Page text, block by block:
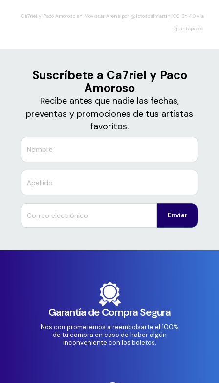
Ca7riel y Paco Amoroso en Movistar Arena por @fotosdelmartin, CC BY 4.0 vía
quintapared
Suscríbete a Ca7riel y Paco
Amoroso
Recibe antes que nadie las fechas,
preventas y promociones de tus artistas
favoritos.
Enviar
Garantía de Compra Segura
Nos comprometemos a reembolsarte el 100%
de tu compra en caso de haber algún
inconveniente con los boletos.